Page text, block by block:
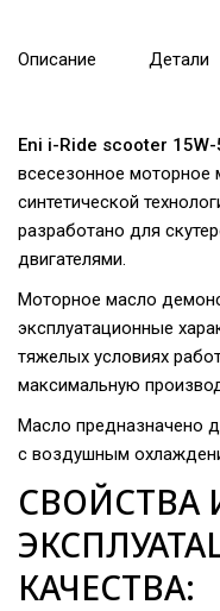
Описание Детали
Eni i-Ride scooter
всесезонное
синтетической
разработано для
двигателями.
Моторное масло
эксплуатационные
тяжелых условиях
максимальную
Масло предназначено
с воздушным
СВОЙСТВА
КАЧЕСТВА: